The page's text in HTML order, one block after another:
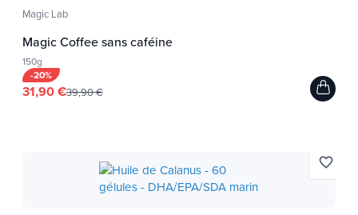
Magic Lab
Magic Coffee sans caféine
150g
-20%
31,90 €39,90 €
favorite_border